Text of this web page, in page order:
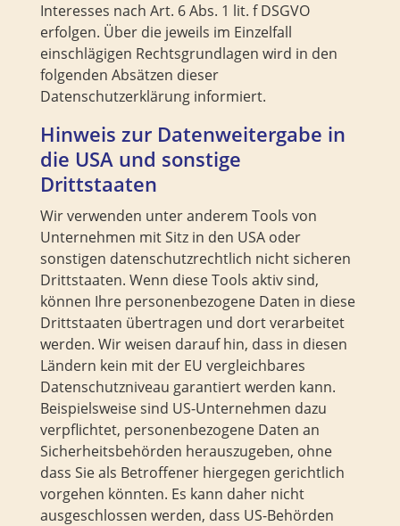
Interesses nach Art. 6 Abs. 1 lit. f DSGVO
erfolgen. Über die jeweils im Einzelfall
einschlägigen Rechtsgrundlagen wird in den
folgenden Absätzen dieser
Datenschutzerklärung informiert.
Hinweis zur Datenweitergabe in
die USA und sonstige
Drittstaaten
Wir verwenden unter anderem Tools von
Unternehmen mit Sitz in den USA oder
sonstigen datenschutzrechtlich nicht sicheren
Drittstaaten. Wenn diese Tools aktiv sind,
können Ihre personenbezogene Daten in diese
Drittstaaten übertragen und dort verarbeitet
werden. Wir weisen darauf hin, dass in diesen
Ländern kein mit der EU vergleichbares
Datenschutzniveau garantiert werden kann.
Beispielsweise sind US-Unternehmen dazu
verpflichtet, personenbezogene Daten an
Sicherheitsbehörden herauszugeben, ohne
dass Sie als Betroffener hiergegen gerichtlich
vorgehen könnten. Es kann daher nicht
ausgeschlossen werden, dass US-Behörden